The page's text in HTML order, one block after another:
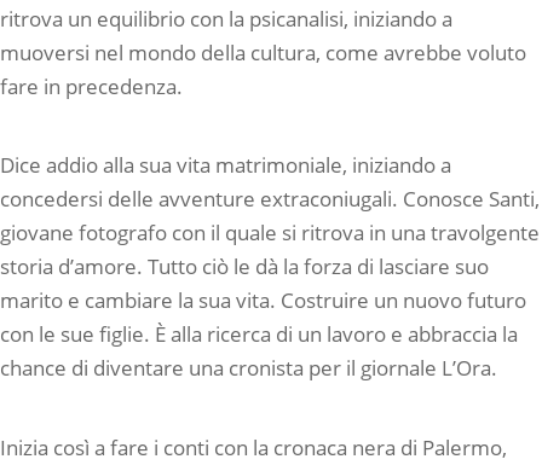
ritrova un equilibrio con la psicanalisi, iniziando a
muoversi nel mondo della cultura, come avrebbe voluto
fare in precedenza.
Dice addio alla sua vita matrimoniale, iniziando a
concedersi delle avventure extraconiugali. Conosce Santi,
giovane fotografo con il quale si ritrova in una travolgente
storia d’amore. Tutto ciò le dà la forza di lasciare suo
marito e cambiare la sua vita. Costruire un nuovo futuro
con le sue figlie. È alla ricerca di un lavoro e abbraccia la
chance di diventare una cronista per il giornale L’Ora.
Inizia così a fare i conti con la cronaca nera di Palermo,